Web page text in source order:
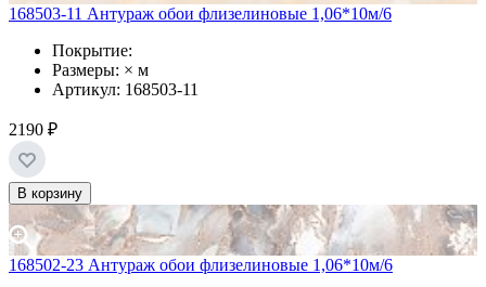
168503-11 Антураж обои флизелиновые 1,06*10м/6
Покрытие:
Размеры: × м
Артикул: 168503-11
2190 ₽
В корзину
168502-23 Антураж обои флизелиновые 1,06*10м/6